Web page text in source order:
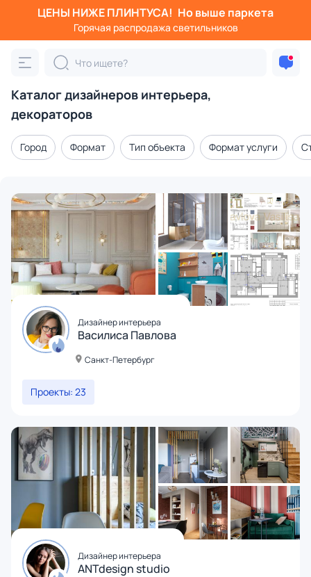
ЦЕНЫ НИЖЕ ПЛИНТУСА! Но выше паркета
Горячая распродажа светильников
Каталог дизайнеров интерьера,
декораторов
Город Формат Тип объекта Формат услуги
Дизайнер интерьера
Василиса Павлова
Санкт-Петербург
Проекты: 23
Дизайнер интерьера
ANTdesign studio